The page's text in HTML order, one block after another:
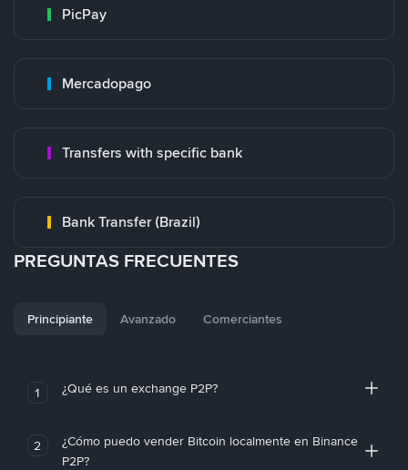
PicPay
Mercadopago
Transfers with specific bank
Bank Transfer (Brazil)
PREGUNTAS FRECUENTES
Principiante Avanzado Comerciantes
1 ¿Qué es un exchange P2P?
2
¿Cómo puedo vender Bitcoin localmente en Binance
P2P?